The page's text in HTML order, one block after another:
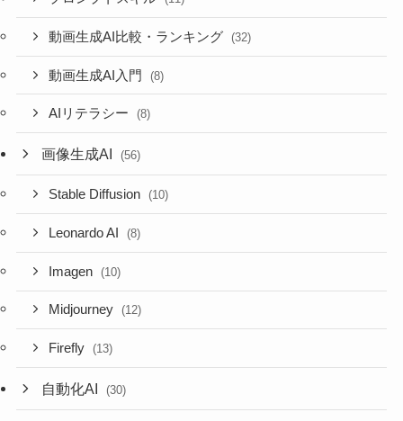
動画生成AI比較・ランキング (32)
動画生成AI入門 (8)
AIリテラシー (8)
画像生成AI (56)
Stable Diffusion (10)
Leonardo AI (8)
Imagen (10)
Midjourney (12)
Firefly (13)
自動化AI (30)